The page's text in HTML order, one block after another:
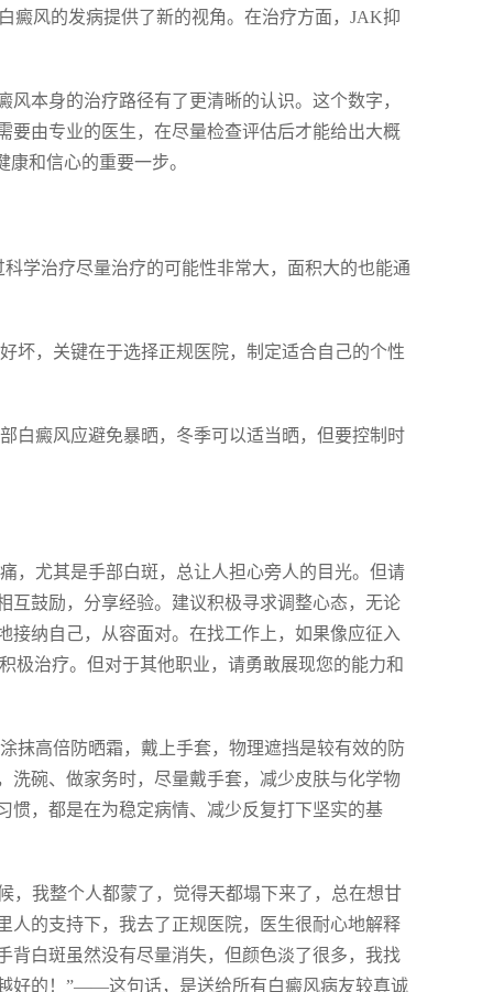
癜风的发病提供了新的视角。在治疗方面，JAK抑
本身的治疗路径有了更清晰的认识。这个数字，
要由专业的医生，在尽量检查评估后才能给出大概
和信心的重要一步。
学治疗尽量治疗的可能性非常大，面积大的也能通
坏，关键在于选择正规医院，制定适合自己的个性
白癜风应避免暴晒，冬季可以适当晒，但要控制时
，尤其是手部白斑，总让人担心旁人的目光。但请
互鼓励，分享经验。建议积极寻求调整心态，无论
纳自己，从容面对。在找工作上，如果像应征入
极治疗。但对于其他职业，请勇敢展现您的能力和
抹高倍防晒霜，戴上手套，物理遮挡是较有效的防
洗碗、做家务时，尽量戴手套，减少皮肤与化学物
惯，都是在为稳定病情、减少反复打下坚实的基
，我整个人都蒙了，觉得天都塌下来了，总在想甘
人的支持下，我去了正规医院，医生很耐心地解释
背白斑虽然没有尽量消失，但颜色淡了很多，我找
好的！”——这句话，是送给所有白癜风病友较真诚